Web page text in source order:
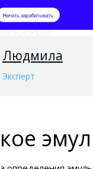
Людмила
Эксперт